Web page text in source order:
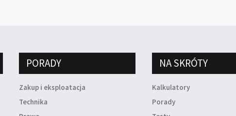
PORADY
Zakup i eksploatacja
Technika
NA SKRÓTY
Kalkulatory
Porady